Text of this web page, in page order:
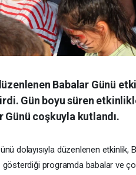
Babalar Günü
Gün boyu süren
Günü coşkuyla kutlandı.
dolayısıyla düzenlenen
gösterdiği programda babalar ve